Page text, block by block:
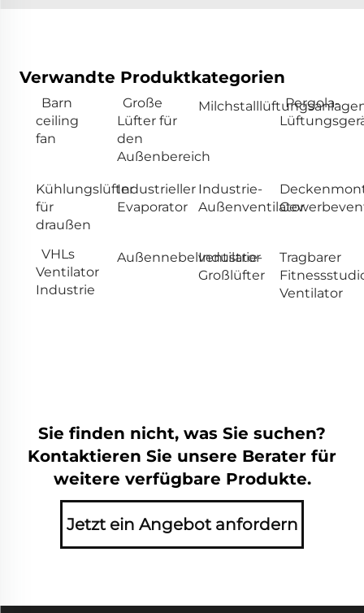
Verwandte Produktkategorien
Barn
ceiling
fan
Große
Lüfter für
den
Außenbereich
Pergola-
Kühlungslüfter
für
draußen
Industrieller
Evaporator
Industrie-
Außenventilator
VHLs
Ventilator
Industrie
Außennebelventilator
Industrie-
Großlüfter
Tragbarer
Ventilator
Sie finden nicht, was Sie suchen?
Kontaktieren Sie unsere Berater für
weitere verfügbare Produkte.
Jetzt ein Angebot anfordern